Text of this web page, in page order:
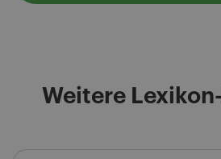
Weitere